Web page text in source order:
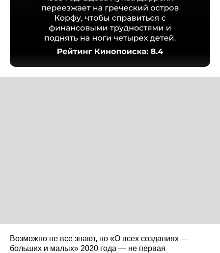
Возможно не все знают, но «О всех созданиях —
больших и малых» 2020 года — не первая